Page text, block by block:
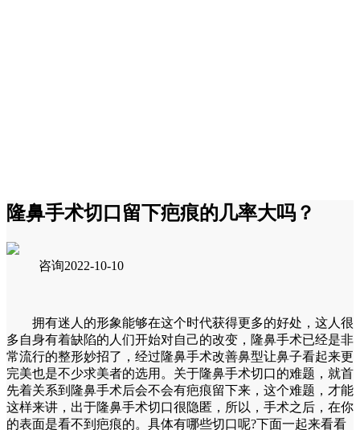
隆鼻手术切口留下疤痕的几率大吗？
咨询2022-10-10
拥有迷人的形象能够在这个时代获得更多的好处，这人很
多自身有着缺陷的人们开始对自己的改变，隆鼻手术已经是非
常流行的整形妙招了，经过隆鼻手术改善鼻型让鼻子看起来更
完美也是不少求美者的选用。关于隆鼻手术切口的难题，就首
先着关系到隆鼻手术后会不会有疤痕留下来，这个难题，才能
这样来讲，出于隆鼻手术切口很隐匿，所以，手术之后，在你
的表面是看不到疤痕的。具体有哪些切口呢?下面一起来看看